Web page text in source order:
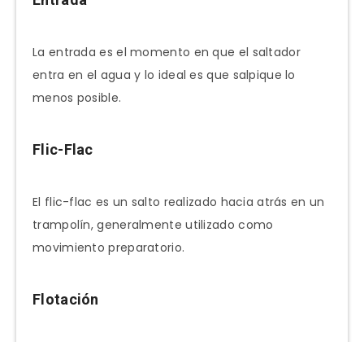
La entrada es el momento en que el saltador
entra en el agua y lo ideal es que salpique lo
menos posible.
Flic-Flac
El flic-flac es un salto realizado hacia atrás en un
trampolín, generalmente utilizado como
movimiento preparatorio.
Flotación